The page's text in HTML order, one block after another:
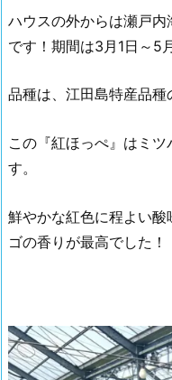
ハウスの外からは瀬戸
です！期間は3月1日～5
品種は、江田島特産品種
この『紅ほっぺ』はミ
す。
鮮やかな紅色に程よい
ゴの香りが最高でした！